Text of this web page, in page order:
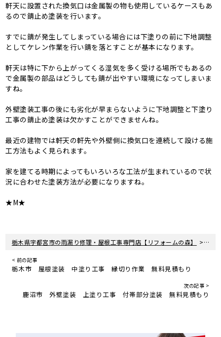
軒天に設置された換気口は金属製の物も使用しているケースもあ
るので錆止め塗装を行います。
すでに錆が発生してしまっている場合には下塗りの前に下地調整
としてケレン作業を行い錆を落とすことが基本になります。
軒天は特に下から上がってくる湿気を多く受ける場所でもあるの
で金属製の部品はどうしても錆が出やすい環境になってしまいま
すね。
外壁塗装工事の後にも劣化が早まらないように下地調整と下塗り
工事の錆止め塗装は欠かすことができませんね。
最近の建物では軒天の軒先や外壁側に換気口を連続して設ける施
工方法もよく見られます。
家を建てる時期によってもいろいろな工法が生まれているので状
況に合わせた塗装方法が必要になりますね。
★M★
栃木県宇都宮市の雨漏り修理・屋根工事専門店【リフォームの森】 > 新着
< 前の記事
栃木市 屋根塗装 中塗り工事 縁切り作業 無料見積もり
次の記事 >
鹿沼市 外壁塗装 上塗り工事 付帯部分塗装 無料見積もり